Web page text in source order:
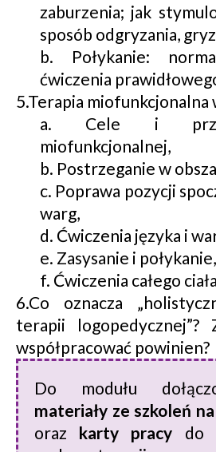
zaburzenia; jak
sposób odgryzania,
b. Połykanie:
ćwiczenia
5.Terapia miofunkcjonalna
a. Cele i
miofunkcjonalnej,
b. Postrzeganie w
c. Poprawa pozycji
warg,
d. Ćwiczenia języka i
e. Zasysanie i połykanie,
f. Ćwiczenia całego
6.Co oznacza
terapii
współpracować powinien?
Do modułu
materiały ze szkoleń
oraz karty pracy do